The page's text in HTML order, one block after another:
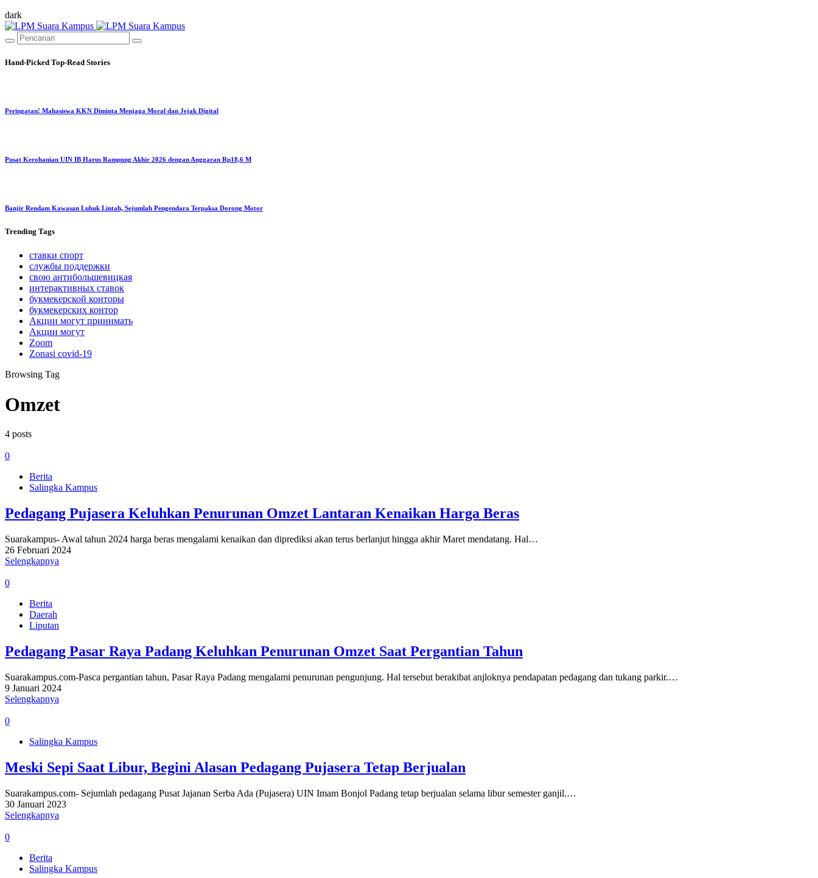
dark
Hand-Picked Top-Read Stories
Peringatan! Mahasiswa KKN Diminta Menjaga Moral dan Jejak Digital
Pusat Kerohanian UIN IB Harus Rampung Akhir 2026 dengan Anggaran Rp18,6 M
Banjir Rendam Kawasan Lubuk Lintah, Sejumlah Pengendara Terpaksa Dorong Motor
Trending Tags
ставки спорт
службы поддержки
свою антибольшевицкая
интерактивных ставок
букмекерской конторы
букмекерских контор
Акции могут принимать
Акции могут
Zoom
Zonasi covid-19
Browsing Tag
Omzet
4 posts
0
Berita
Salingka Kampus
Pedagang Pujasera Keluhkan Penurunan Omzet Lantaran Kenaikan Harga Beras
Suarakampus- Awal tahun 2024 harga beras mengalami kenaikan dan diprediksi akan terus berlanjut hingga akhir Maret mendatang. Hal…
26 Februari 2024
Selengkapnya
0
Berita
Daerah
Liputan
Pedagang Pasar Raya Padang Keluhkan Penurunan Omzet Saat Pergantian Tahun
Suarakampus.com-Pasca pergantian tahun, Pasar Raya Padang mengalami penurunan pengunjung. Hal tersebut berakibat anjloknya pendapatan pedagang dan tukang parkir.…
9 Januari 2024
Selengkapnya
0
Salingka Kampus
Meski Sepi Saat Libur, Begini Alasan Pedagang Pujasera Tetap Berjualan
Suarakampus.com- Sejumlah pedagang Pusat Jajanan Serba Ada (Pujasera) UIN Imam Bonjol Padang tetap berjualan selama libur semester ganjil.…
30 Januari 2023
Selengkapnya
0
Berita
Salingka Kampus